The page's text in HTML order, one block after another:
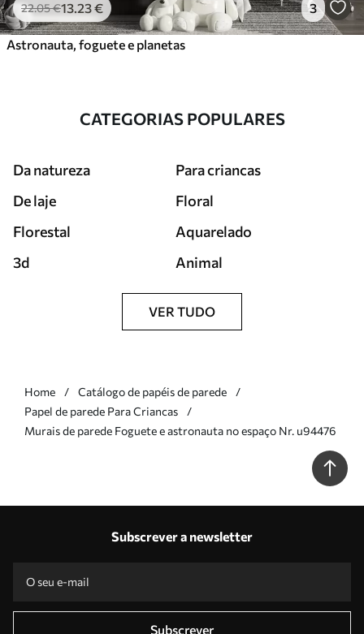
22.05€13.23€ 3
Astronauta, foguete e planetas
CATEGORIAS POPULARES
Da natureza
Para criancas
De laje
Floral
Florestal
Aquarelado
3d
Animal
VER TUDO
Home
Catálogo de papéis de parede
Papel de parede Para Criancas
Murais de parede Foguete e astronauta no espaço Nr. u94476
Subscrever a newsletter
Subscrever